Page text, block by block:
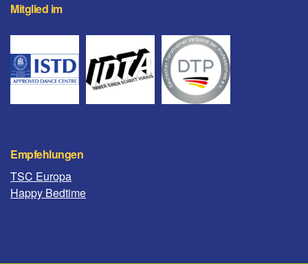
Mitglied im
Empfehlungen
TSC Europa
Happy Bedtime